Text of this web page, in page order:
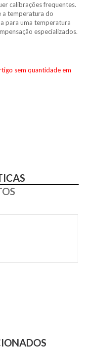
calibrações frequentes.
a temperatura do
para uma temperatura
especializados.
sem quantidade em